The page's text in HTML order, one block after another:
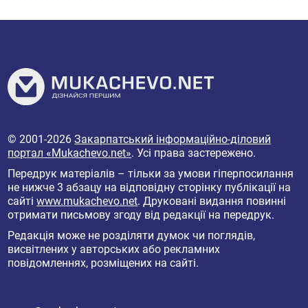
© 2001-2026Закарпатський інформаційно-діловий
портал «Mukachevo.net». Усі права застережено.
Передрук матеріалів – тільки за умови гіперпосилання
не нижче 3 абзацу на відповідну сторінку публікації на
сайтіwww.mukachevo.net. Друковані видання повинні
отримати письмову згоду від редакції на передрук.
Редакція може не розділяти думок чи поглядів,
висвітлених у авторських або рекламних
повідомленнях, розміщених на сайті.